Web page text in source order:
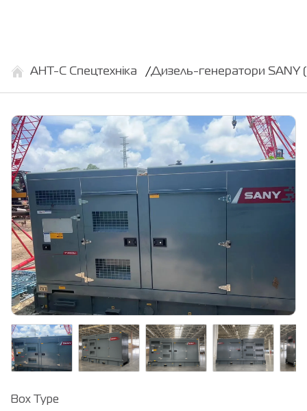
АНТ-С Спецтехніка Дизель-генератори SANY
Box Type